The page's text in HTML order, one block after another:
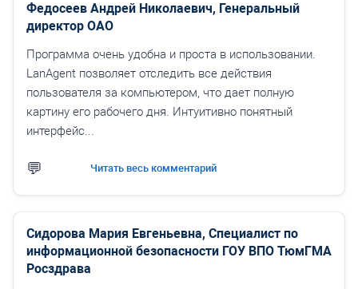
Федосеев Андрей Николаевич, Генеральный
директор ОАО
Программа очень удобна и проста в использовании.
LanAgent позволяет отследить все действия
пользователя за компьютером, что дает полную
картину его рабочего дня. Интуитивно понятный
интерфейс...
Читать весь комментарий
Сидорова Мария Евгеньевна, Специалист по
информационной безопасности ГОУ ВПО ТюмГМА
Росздрава